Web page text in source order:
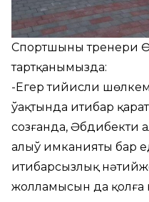
Спортшының тренери
тартқанымызда:
-Егер тийисли
ўақтында итибар
созғанда, Әбдибектиң
алыў имканияты бар
итибарсызлық
жолламысын да қолға